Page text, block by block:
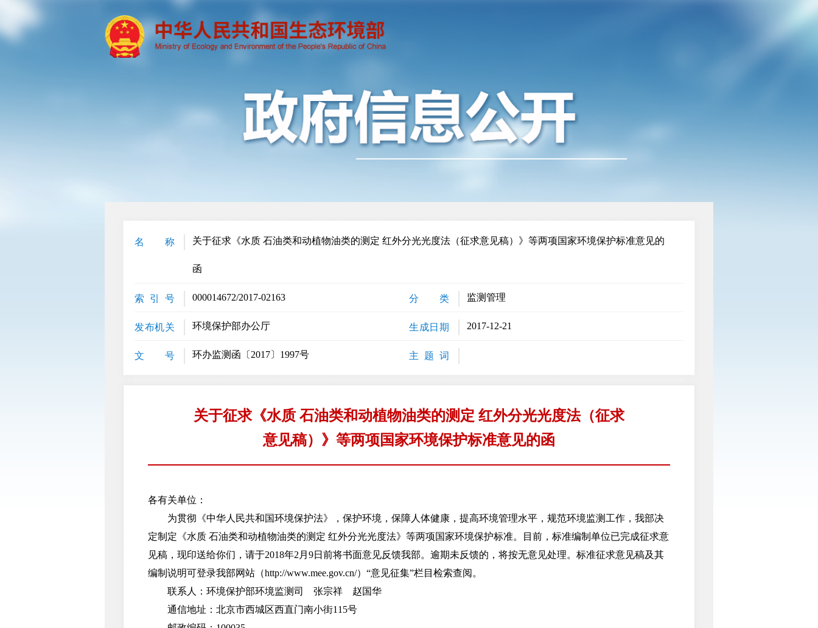
名 称 关于征求《水质 石油类和动植物油类的测定 红外分光光度法（征求意见稿）》等两项国家环境保护标准意见的
函
索 引 号 000014672/2017-02163 分 类 监测管理
发布机关 环境保护部办公厅 生成日期 2017-12-21
文 号 环办监测函〔2017〕1997号 主 题 词
关于征求《水质 石油类和动植物油类的测定 红外分光光度法（征求
意见稿）》等两项国家环境保护标准意见的函
各有关单位：
为贯彻《中华人民共和国环境保护法》，保护环境，保障人体健康，提高环境管理水平，规范环境监测工作，我部决
定制定《水质 石油类和动植物油类的测定 红外分光光度法》等两项国家环境保护标准。目前，标准编制单位已完成征求意
见稿，现印送给你们，请于2018年2月9日前将书面意见反馈我部。逾期未反馈的，将按无意见处理。标准征求意见稿及其
编制说明可登录我部网站（http://www.mee.gov.cn/）“意见征集”栏目检索查阅。
联系人：环境保护部环境监测司 张宗祥 赵国华
通信地址：北京市西城区西直门南小街115号